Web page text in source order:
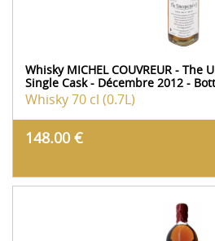
Whisky MICHEL COUVREUR - The
Single Cask - Décembre 2012 -
Whisky70 cl (0.7L)
148.00 €